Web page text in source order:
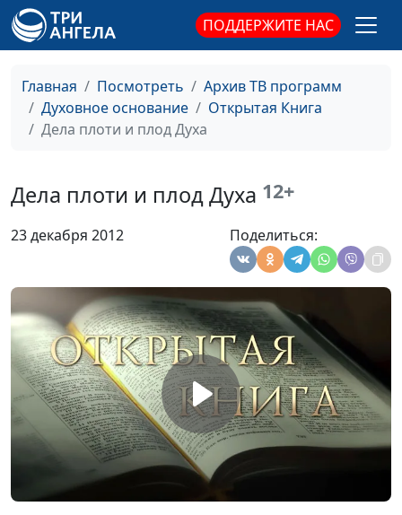
ПОДДЕРЖИТЕ НАС
Главная Посмотреть
Архив ТВ программ
Духовное основание
Открытая Книга
Дела плоти и плод Духа
Дела плоти и плод Духа 12+
23 декабря 2012 Поделиться:
священнослужитель
Зачем нужна церковь?
Юлия Синицына,
Иван Вельгоша,
священнослужитель
Духовная жизнь семьи
Иван Вельгоша,
священнослужитель
Сохранение семейного
союза
Иван Вельгоша,
священнослужитель
Принципы выбора спутника
жизни
Юлия Синицына,
Иван Вельгоша,
священнослужитель
Жизнь внутри общины
Юлия Синицына,
Иван Лобанов,
священнослужитель